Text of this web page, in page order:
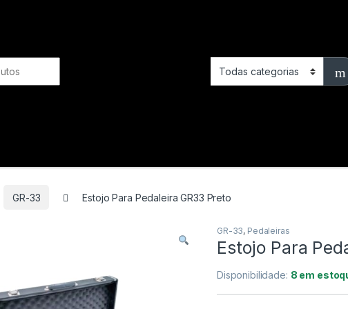
CASIO PX
GR-33 Estojo Para Pedaleira GR33 Preto
GR-33, Pedaleiras
Estojo Para
Disponibilidade: 8 em